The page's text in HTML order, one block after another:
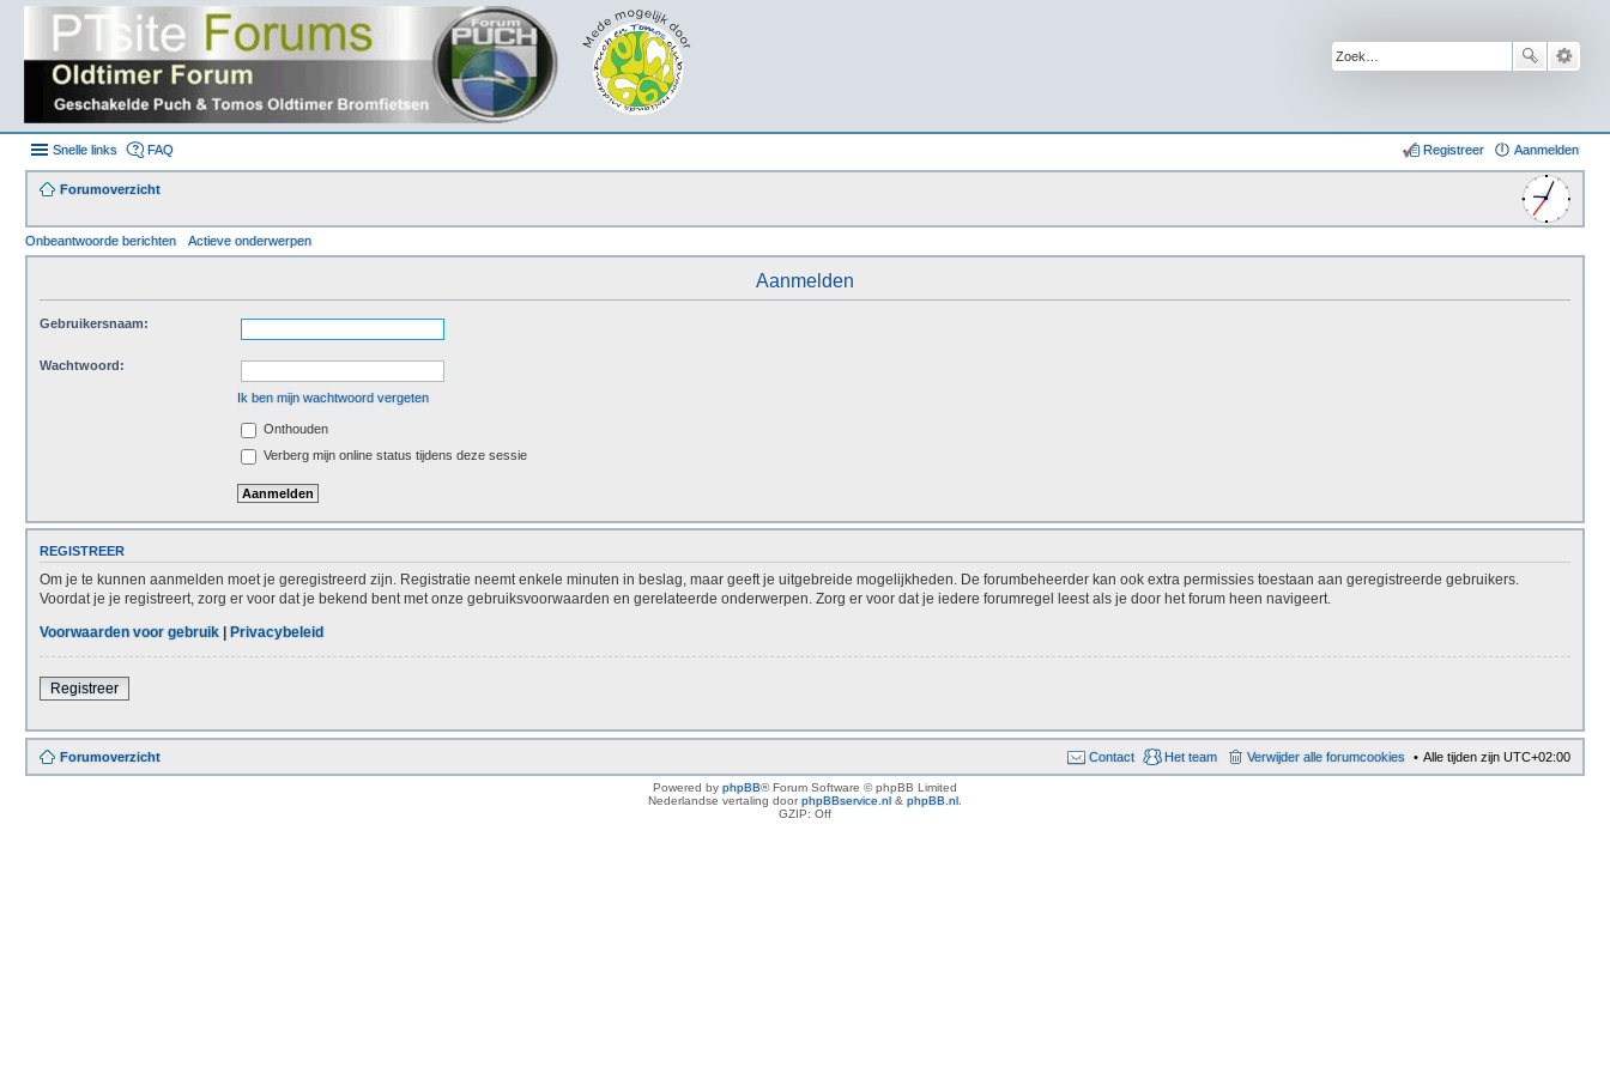
Snelle links FAQ Aanmelden
Registreer
Forumoverzicht
Onbeantwoorde berichten Actieve onderwerpen
Aanmelden
Gebruikersnaam:
Wachtwoord:
Ik ben mijn wachtwoord vergeten
Onthouden
Verberg mijn online status tijdens deze sessie
REGISTREER
Om je te kunnen aanmelden moet je geregistreerd zijn. Registratie neemt enkele minuten in beslag, maar geeft je uitgebreide mogelijkheden. De forumbeheerder kan ook extra permissies toestaan aan geregistreerde gebruikers.
Voordat je je registreert, zorg er voor dat je bekend bent met onze gebruiksvoorwaarden en gerelateerde onderwerpen. Zorg er voor dat je iedere forumregel leest als je door het forum heen navigeert.
Voorwaarden voor gebruik | Privacybeleid
Registreer
Forumoverzicht Alle tijden zijn UTC+02:00
Verwijder alle forumcookies
Het team
Contact
Powered by phpBB® Forum Software © phpBB Limited
Nederlandse vertaling doorphpBBservice.nl & phpBB.nl
GZIP: Off